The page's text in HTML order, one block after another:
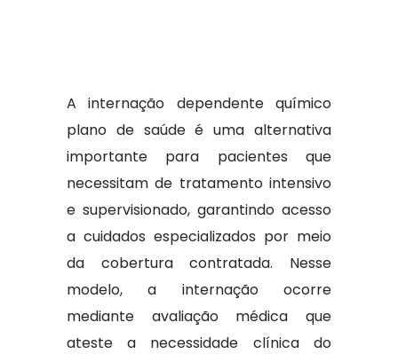
A internação dependente químico
plano de saúde é uma alternativa
importante para pacientes que
necessitam de tratamento intensivo
e supervisionado, garantindo acesso
a cuidados especializados por meio
da cobertura contratada. Nesse
modelo, a internação ocorre
mediante avaliação médica que
ateste a necessidade clínica do